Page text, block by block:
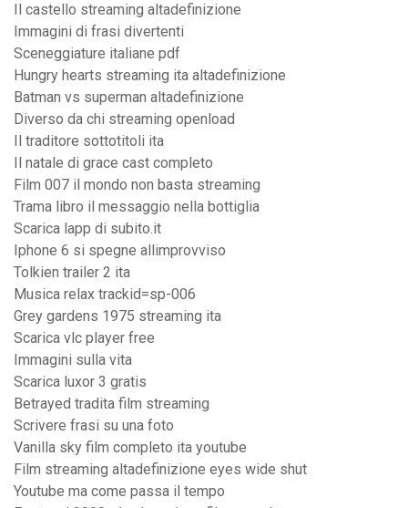
Il castello streaming altadefinizione
Immagini di frasi divertenti
Sceneggiature italiane pdf
Hungry hearts streaming ita altadefinizione
Batman vs superman altadefinizione
Diverso da chi streaming openload
Il traditore sottotitoli ita
Il natale di grace cast completo
Film 007 il mondo non basta streaming
Trama libro il messaggio nella bottiglia
Scarica lapp di subito.it
Iphone 6 si spegne allimprovviso
Tolkien trailer 2 ita
Musica relax trackid=sp-006
Grey gardens 1975 streaming ita
Scarica vlc player free
Immagini sulla vita
Scarica luxor 3 gratis
Betrayed tradita film streaming
Scrivere frasi su una foto
Vanilla sky film completo ita youtube
Film streaming altadefinizione eyes wide shut
Youtube ma come passa il tempo